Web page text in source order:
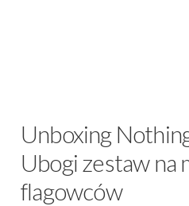
Unboxing
Ubogi zestaw na
flagowców